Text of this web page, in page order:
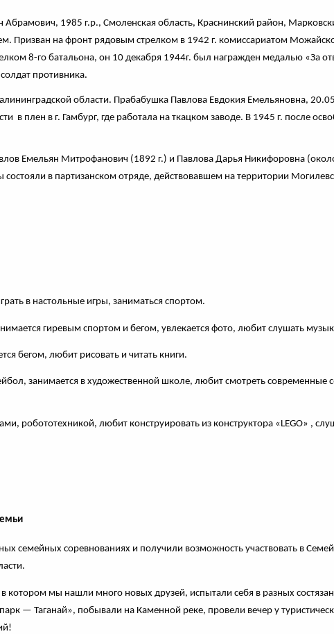
1985 г.р., Смоленская область, Краснинский район,
Призван на фронт рядовым стрелком в 1942 г. комиссариатом
8-го батальона, он 10 декабря 1944г. был награжден медалью «За
противника.
области. Прабабушка Павлова Евдокия Емельяновна,
в плен в г. Гамбург, где работала на ткацком заводе. В 1945 г. после
Емельян Митрофанович (1892 г.) и Павлова Дарья Никифоровна
в партизанском отряде, действовавшем на территории
в настольные игры, заниматься спортом.
гиревым спортом и бегом, увлекается фото, любит слушать
бегом, любит рисовать и читать книги.
занимается в художественной школе, любит смотреть современные
робототехникой, любит конструировать из конструктора «LEGO» ,
семейных соревнованиях и получили возможность участвовать в
котором мы нашли много новых друзей, испытали себя в разных
— Таганай», побывали на Каменной реке, провели вечер у